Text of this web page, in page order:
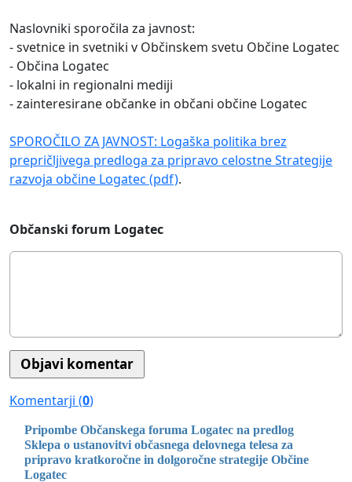
Naslovniki sporočila za javnost:
- svetnice in svetniki v Občinskem svetu Občine Logatec
- Občina Logatec
- lokalni in regionalni mediji
- zainteresirane občanke in občani občine Logatec
SPOROČILO ZA JAVNOST: Logaška politika brez
prepričljivega predloga za pripravo celostne Strategije
razvoja občine Logatec (pdf).
Občanski forum Logatec
Komentarji (0)
Pripombe Občanskega foruma Logatec na predlog
Sklepa o ustanovitvi občasnega delovnega telesa za
pripravo kratkoročne in dolgoročne strategije Občine
Logatec